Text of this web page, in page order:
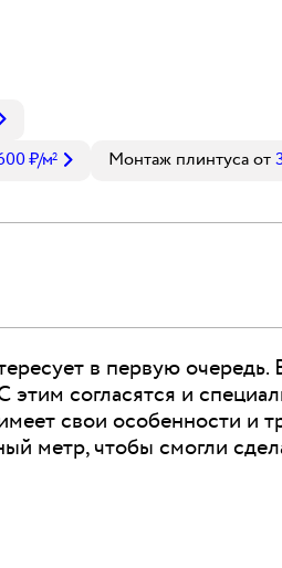
₽/м2 Монтаж плинтусаот
в первую очередь.
согласятся и
свои особенности и
метр, чтобы смогли